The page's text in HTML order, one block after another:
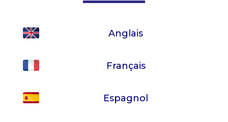
Anglais
Français
Espagnol